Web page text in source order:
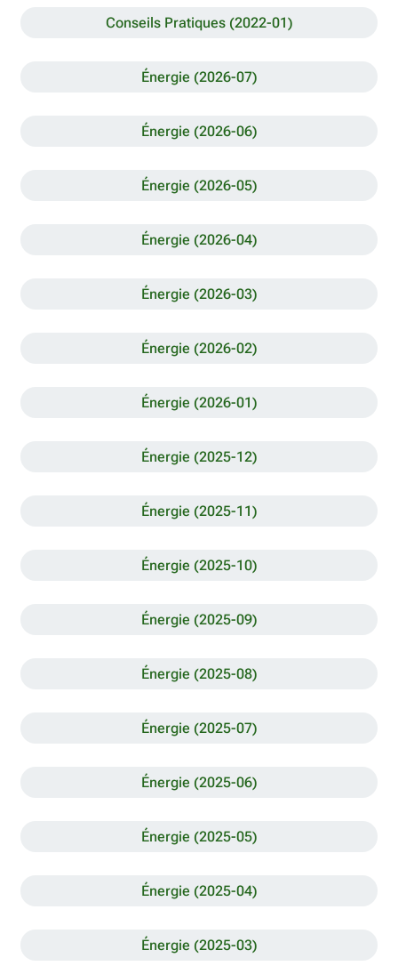
Conseils Pratiques (2022-01)
Énergie (2026-07)
Énergie (2026-06)
Énergie (2026-05)
Énergie (2026-04)
Énergie (2026-03)
Énergie (2026-02)
Énergie (2026-01)
Énergie (2025-12)
Énergie (2025-11)
Énergie (2025-10)
Énergie (2025-09)
Énergie (2025-08)
Énergie (2025-07)
Énergie (2025-06)
Énergie (2025-05)
Énergie (2025-04)
Énergie (2025-03)